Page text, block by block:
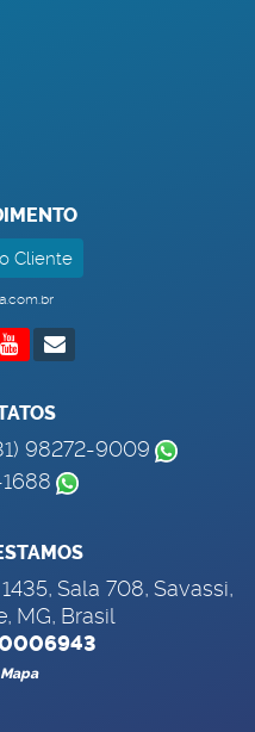
Cliente
98272-9009
1435, Sala 708, Savassi,
, MG, Brasil